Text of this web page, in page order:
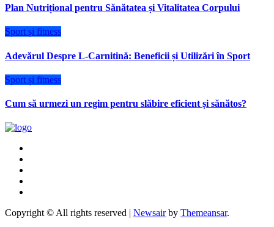
Plan Nutrițional pentru Sănătatea și Vitalitatea Corpului
Sport și fitness
Adevărul Despre L-Carnitină: Beneficii și Utilizări în Sport
Sport și fitness
Cum să urmezi un regim pentru slăbire eficient și sănătos?
Copyright © All rights reserved | Newsairby Themeansar.